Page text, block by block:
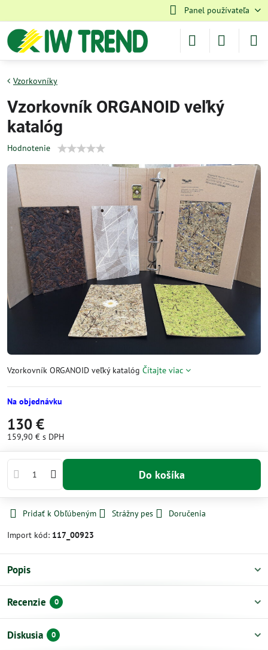
Panel používateľa
Vzorkovníky
Vzorkovník ORGANOID veľký
katalóg
Hodnotenie
Vzorkovník ORGANOID veľký katalóg Čítajte viac
Na objednávku
130 €
159,90 € s DPH
Do košíka
Pridať k Obľúbeným Strážny pes
Doručenia
Import kód: 117_00923
Popis
Recenzie 0
Diskusia 0